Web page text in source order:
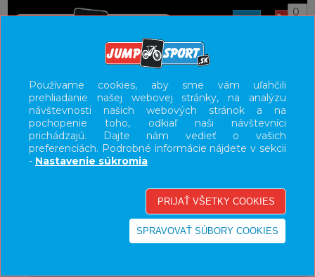
0
E-BIKE CESTNÉ
UŽÍVATEĽSKÝ PANEL
KATEGÓRIE
elektrobicykle
e-bike horské celodpružené
Používame cookies, aby sme vám uľahčili
prehliadanie našej webovej stránky, na analýzu
návštevnosti našich webových stránok a na
pochopenie toho, odkiaľ naši návštevníci
prichádzajú. Dajte nám vedieť o vašich
preferenciách. Podrobné informácie nájdete v sekcii
- Nastavenie súkromia